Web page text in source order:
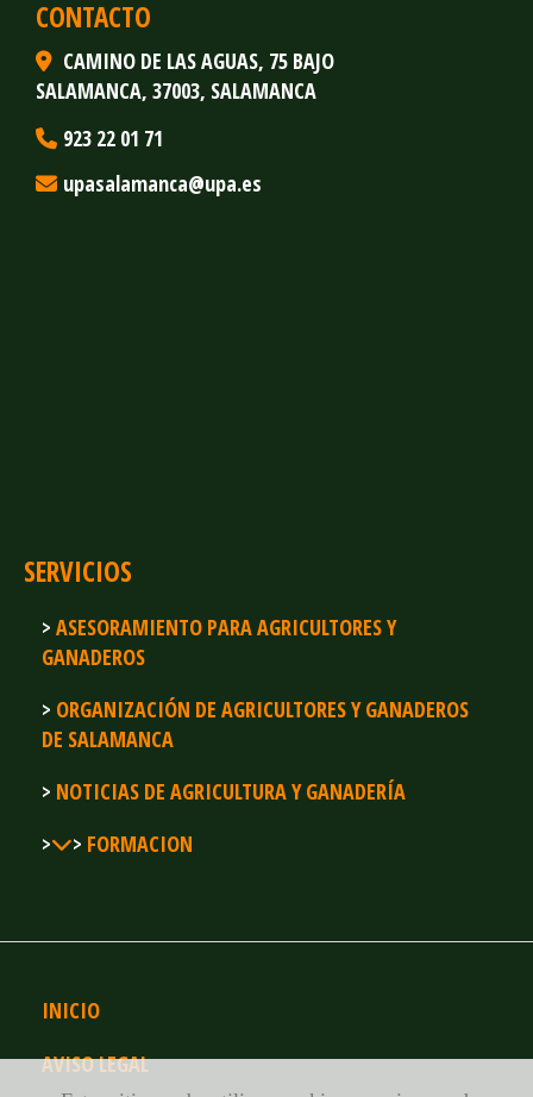
CONTACTO
CAMINO DE LAS AGUAS, 75 BAJO
SALAMANCA, 37003, SALAMANCA
923 22 01 71
upasalamanca
upa.es
SERVICIOS
ASESORAMIENTO PARA AGRICULTORES Y
GANADEROS
ORGANIZACIÓN DE AGRICULTORES Y GANADEROS
DE SALAMANCA
NOTICIAS DE AGRICULTURA Y GANADERÍA
FORMACION
INICIO
AVISO LEGAL